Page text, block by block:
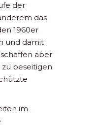
der
das
1960er
und damit
aber
beseitigen
im